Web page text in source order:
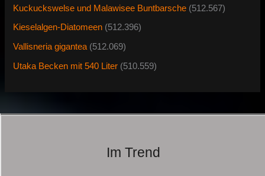
Kuckuckswelse und Malawisee Buntbarsche (512.567)
Kieselalgen-Diatomeen (512.396)
Vallisneria gigantea (512.069)
Utaka Becken mit 540 Liter (510.559)
Im Trend